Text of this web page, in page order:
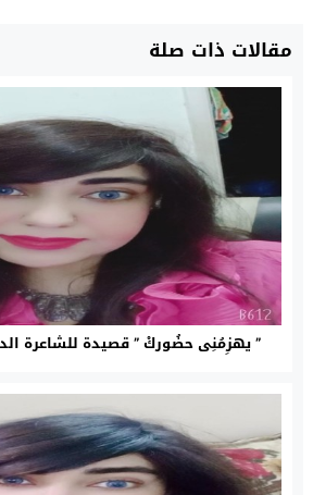
مقالات ذات صلة
” يهزِمُنِى حضُوركْ ” قصيدة للشاعرة